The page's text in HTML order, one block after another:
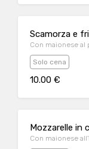
Scamorza e
Con maionese al
Solo cena
10.00 €
Mozzarelle in
Con maionese